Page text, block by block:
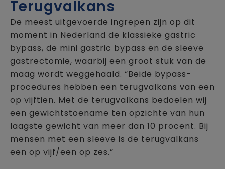
Terugvalkans
De meest uitgevoerde ingrepen zijn op dit
moment in Nederland de klassieke gastric
bypass, de mini gastric bypass en de sleeve
gastrectomie, waarbij een groot stuk van de
maag wordt weggehaald. “Beide bypass-
procedures hebben een terugvalkans van een
op vijftien. Met de terugvalkans bedoelen wij
een gewichtstoename ten opzichte van hun
laagste gewicht van meer dan 10 procent. Bij
mensen met een sleeve is de terugvalkans
een op vijf/een op zes.”